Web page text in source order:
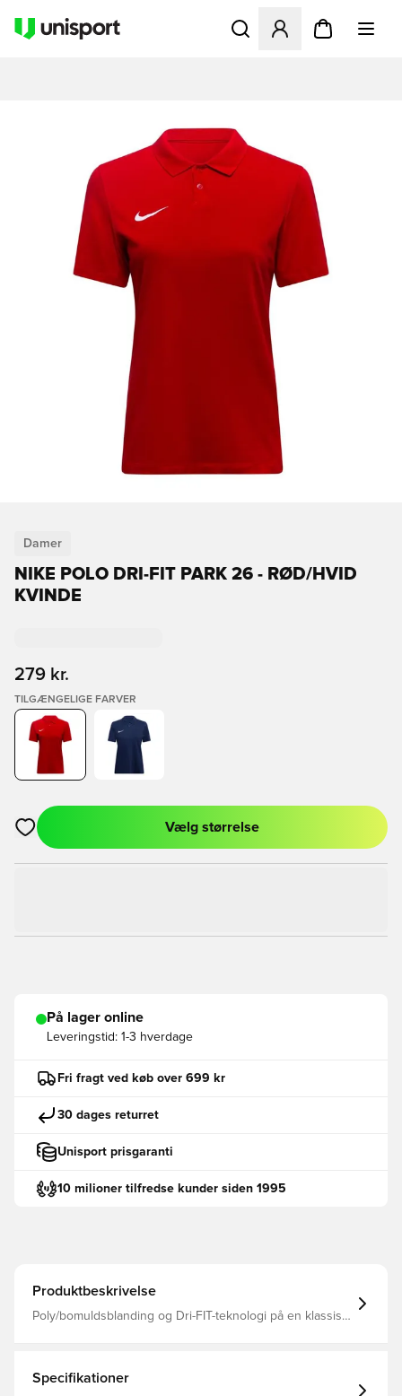
Åbner en Modal til at
Damer
NIKE POLO DRI-FIT PARK 26 - RØD/HVID
KVINDE
279 kr.
TILGÆNGELIGE FARVER
Åbner en Modal til at logge ind eller tilmelde dig som medlem
Vælg størrelse
På lager online
Leveringstid: 1-3 hverdage
Fri fragt ved køb over 699 kr
30 dages returret
Unisport prisgaranti
10 milioner tilfredse kunder siden 1995
Produktbeskrivelse
Poly/bomuldsblanding og Dri-FIT-teknologi på en klassisk
krave/manchetter Fremstillet af: 57% bomuld/ 43%
polyester.
Specifikationer